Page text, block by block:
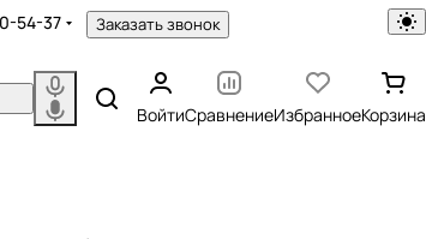
54-37 Заказать звонок
ВойтиСравнениеИзбранноеКорзина